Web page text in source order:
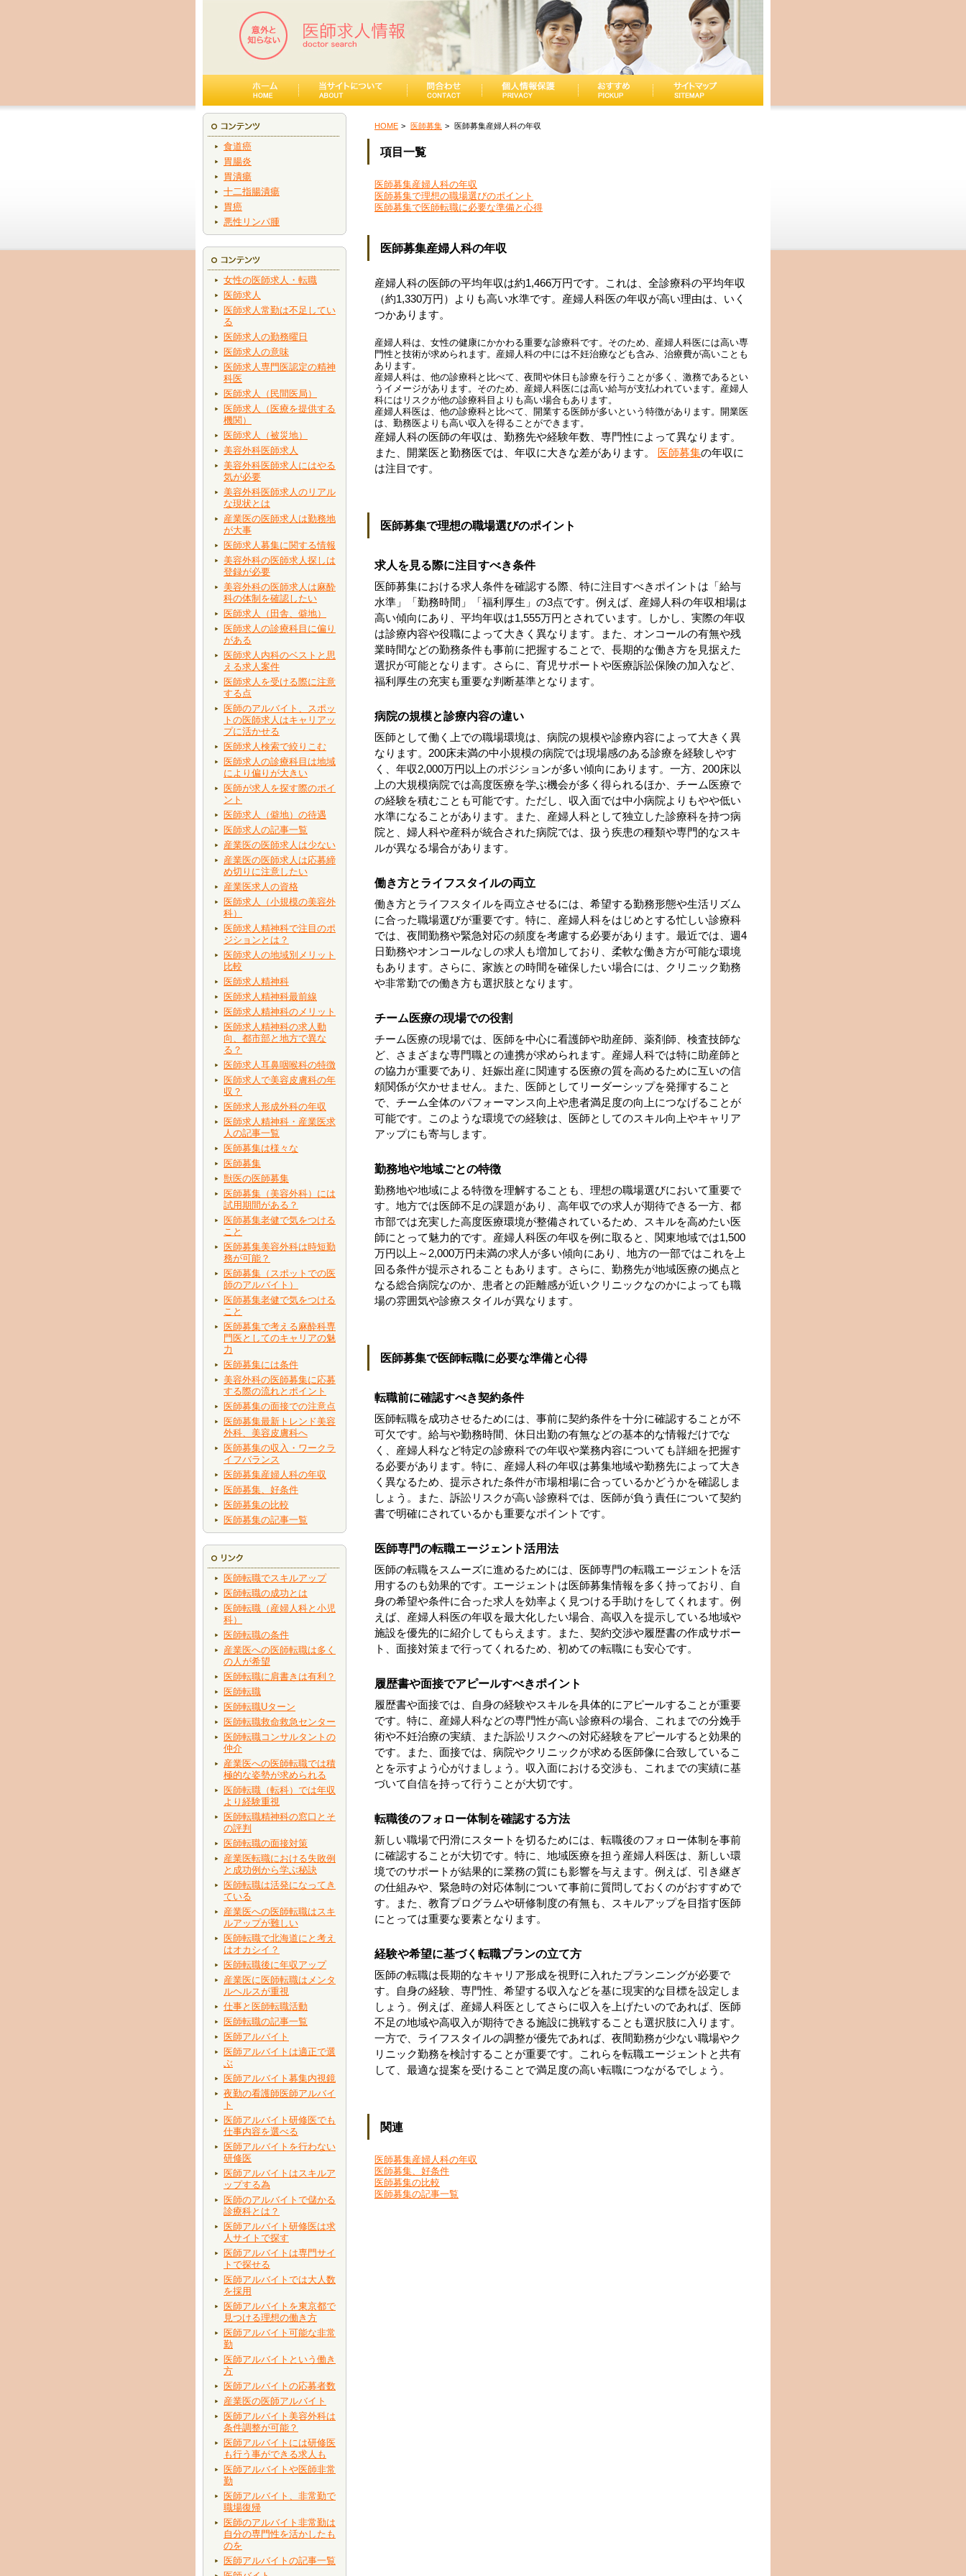
食道癌
胃腸炎
胃潰瘍
十二指腸潰瘍
胃癌
悪性リンパ腫
女性の医師求人・転職
医師求人
医師求人常勤は不足してい
る
医師求人の勤務曜日
医師求人の意味
医師求人専門医認定の精神
科医
医師求人（民間医局）
医師求人（医療を提供する
機関）
医師求人（被災地）
美容外科医師求人
美容外科医師求人にはやる
気が必要
美容外科医師求人のリアル
な現状とは
産業医の医師求人は勤務地
が大事
医師求人募集に関する情報
美容外科の医師求人探しは
登録が必要
美容外科の医師求人は麻酔
科の体制を確認したい
医師求人（田舎、僻地）
医師求人の診療科目に偏り
がある
医師求人内科のベストと思
える求人案件
医師求人を受ける際に注意
する点
医師のアルバイト、スポッ
トの医師求人はキャリアッ
プに活かせる
医師求人検索で絞りこむ
医師求人の診療科目は地域
により偏りが大きい
医師が求人を探す際のポイ
ント
医師求人（僻地）の待遇
医師求人の記事一覧
産業医の医師求人は少ない
産業医の医師求人は応募締
め切りに注意したい
産業医求人の資格
医師求人（小規模の美容外
科）
医師求人精神科で注目のポ
ジションとは？
医師求人の地域別メリット
比較
医師求人精神科
医師求人精神科最前線
医師求人精神科のメリット
医師求人精神科の求人動
向、都市部と地方で異な
る？
医師求人耳鼻咽喉科の特徴
医師求人で美容皮膚科の年
収？
医師求人形成外科の年収
医師求人精神科・産業医求
人の記事一覧
医師募集は様々な
医師募集
獣医の医師募集
医師募集（美容外科）には
試用期間がある？
医師募集老健で気をつける
こと
医師募集美容外科は時短勤
務が可能？
医師募集（スポットでの医
師のアルバイト）
医師募集老健で気をつける
こと
医師募集で考える麻酔科専
門医としてのキャリアの魅
力
医師募集には条件
美容外科の医師募集に応募
する際の流れとポイント
医師募集の面接での注意点
医師募集最新トレンド美容
外科、美容皮膚科へ
医師募集の収入・ワークラ
イフバランス
医師募集産婦人科の年収
医師募集、好条件
医師募集の比較
医師募集の記事一覧
医師転職でスキルアップ
医師転職の成功とは
医師転職（産婦人科と小児
科）
医師転職の条件
産業医への医師転職は多く
の人が希望
医師転職に肩書きは有利？
医師転職
医師転職Uターン
医師転職救命救急センター
医師転職コンサルタントの
仲介
産業医への医師転職では積
極的な姿勢が求められる
医師転職（転科）では年収
より経験重視
医師転職精神科の窓口とそ
の評判
医師転職の面接対策
産業医転職における失敗例
と成功例から学ぶ秘訣
医師転職は活発になってき
ている
産業医への医師転職はスキ
ルアップが難しい
医師転職で北海道にと考え
はオカシイ？
医師転職後に年収アップ
産業医に医師転職はメンタ
ルヘルスが重視
仕事と医師転職活動
医師転職の記事一覧
医師アルバイト
医師アルバイトは適正で選
ぶ
医師アルバイト募集内視鏡
夜勤の看護師医師アルバイ
ト
医師アルバイト研修医でも
仕事内容を選べる
医師アルバイトを行わない
研修医
医師アルバイトはスキルア
ップする為
医師のアルバイトで儲かる
診療科とは？
医師アルバイト研修医は求
人サイトで探す
医師アルバイトは専門サイ
トで探せる
医師アルバイトでは大人数
を採用
医師アルバイトを東京都で
見つける理想の働き方
医師アルバイト可能な非常
勤
医師アルバイトという働き
方
医師アルバイトの応募者数
産業医の医師アルバイト
医師アルバイト美容外科は
条件調整が可能？
医師アルバイトには研修医
も行う事ができる求人も
医師アルバイトや医師非常
勤
医師アルバイト、非常勤で
職場復帰
医師のアルバイト非常勤は
自分の専門性を活かしたも
のを
医師アルバイトの記事一覧
HOME 医師募集 医師募集産婦人科の年収
項目一覧
医師募集産婦人科の年収
医師募集で理想の職場選びのポイント
医師募集で医師転職に必要な準備と心得
医師募集産婦人科の年収
産婦人科の医師の平均年収は約1,466万円です。これは、全診療科の平均年収
（約1,330万円）よりも高い水準です。産婦人科医の年収が高い理由は、いく
つかあります。
産婦人科は、女性の健康にかかわる重要な診療科です。そのため、産婦人科医には高い専
門性と技術が求められます。産婦人科の中には不妊治療なども含み、治療費が高いことも
あります。
産婦人科は、他の診療科と比べて、夜間や休日も診療を行うことが多く、激務であるとい
うイメージがあります。そのため、産婦人科医には高い給与が支払われています。産婦人
科にはリスクが他の診療科目よりも高い場合もあります。
産婦人科医は、他の診療科と比べて、開業する医師が多いという特徴があります。開業医
は、勤務医よりも高い収入を得ることができます。
産婦人科の医師の年収は、勤務先や経験年数、専門性によって異なります。
また、開業医と勤務医では、年収に大きな差があります。
医師募集の年収に
は注目です。
医師募集で理想の職場選びのポイント
求人を見る際に注目すべき条件
医師募集における求人条件を確認する際、特に注目すべきポイントは「給与
水準」「勤務時間」「福利厚生」の3点です。例えば、産婦人科の年収相場は
高い傾向にあり、平均年収は1,555万円とされています。しかし、実際の年収
は診療内容や役職によって大きく異なります。また、オンコールの有無や残
業時間などの勤務条件も事前に把握することで、長期的な働き方を見据えた
選択が可能となります。さらに、育児サポートや医療訴訟保険の加入など、
福利厚生の充実も重要な判断基準となります。
病院の規模と診療内容の違い
医師として働く上での職場環境は、病院の規模や診療内容によって大きく異
なります。200床未満の中小規模の病院では現場感のある診療を経験しやす
く、年収2,000万円以上のポジションが多い傾向にあります。一方、200床以
上の大規模病院では高度医療を学ぶ機会が多く得られるほか、チーム医療で
の経験を積むことも可能です。ただし、収入面では中小病院よりもやや低い
水準になることがあります。また、産婦人科として独立した診療科を持つ病
院と、婦人科や産科が統合された病院では、扱う疾患の種類や専門的なスキ
ルが異なる場合があります。
働き方とライフスタイルの両立
働き方とライフスタイルを両立させるには、希望する勤務形態や生活リズム
に合った職場選びが重要です。特に、産婦人科をはじめとする忙しい診療科
では、夜間勤務や緊急対応の頻度を考慮する必要があります。最近では、週4
日勤務やオンコールなしの求人も増加しており、柔軟な働き方が可能な環境
もあります。さらに、家族との時間を確保したい場合には、クリニック勤務
や非常勤での働き方も選択肢となります。
チーム医療の現場での役割
チーム医療の現場では、医師を中心に看護師や助産師、薬剤師、検査技師な
ど、さまざまな専門職との連携が求められます。産婦人科では特に助産師と
の協力が重要であり、妊娠出産に関連する医療の質を高めるために互いの信
頼関係が欠かせません。また、医師としてリーダーシップを発揮すること
で、チーム全体のパフォーマンス向上や患者満足度の向上につなげることが
可能です。このような環境での経験は、医師としてのスキル向上やキャリア
アップにも寄与します。
勤務地や地域ごとの特徴
勤務地や地域による特徴を理解することも、理想の職場選びにおいて重要で
す。地方では医師不足の課題があり、高年収での求人が期待できる一方、都
市部では充実した高度医療環境が整備されているため、スキルを高めたい医
師にとって魅力的です。産婦人科医の年収を例に取ると、関東地域では1,500
万円以上～2,000万円未満の求人が多い傾向にあり、地方の一部ではこれを上
回る条件が提示されることもあります。さらに、勤務先が地域医療の拠点と
なる総合病院なのか、患者との距離感が近いクリニックなのかによっても職
場の雰囲気や診療スタイルが異なります。
医師募集で医師転職に必要な準備と心得
転職前に確認すべき契約条件
医師転職を成功させるためには、事前に契約条件を十分に確認することが不
可欠です。給与や勤務時間、休日出勤の有無などの基本的な情報だけでな
く、産婦人科など特定の診療科での年収や業務内容についても詳細を把握す
る必要があります。特に、産婦人科の年収は募集地域や勤務先によって大き
く異なるため、提示された条件が市場相場に合っているかどうかを確認しま
しょう。また、訴訟リスクが高い診療科では、医師が負う責任について契約
書で明確にされているかも重要なポイントです。
医師専門の転職エージェント活用法
医師の転職をスムーズに進めるためには、医師専門の転職エージェントを活
用するのも効果的です。エージェントは医師募集情報を多く持っており、自
身の希望や条件に合った求人を効率よく見つける手助けをしてくれます。例
えば、産婦人科医の年収を最大化したい場合、高収入を提示している地域や
施設を優先的に紹介してもらえます。また、契約交渉や履歴書の作成サポー
ト、面接対策まで行ってくれるため、初めての転職にも安心です。
履歴書や面接でアピールすべきポイント
履歴書や面接では、自身の経験やスキルを具体的にアピールすることが重要
です。特に、産婦人科などの専門性が高い診療科の場合、これまでの分娩手
術や不妊治療の実績、また訴訟リスクへの対応経験をアピールすると効果的
です。また、面接では、病院やクリニックが求める医師像に合致しているこ
とを示すよう心がけましょう。収入面における交渉も、これまでの実績に基
づいて自信を持って行うことが大切です。
転職後のフォロー体制を確認する方法
新しい職場で円滑にスタートを切るためには、転職後のフォロー体制を事前
に確認することが大切です。特に、地域医療を担う産婦人科医は、新しい環
境でのサポートが結果的に業務の質にも影響を与えます。例えば、引き継ぎ
の仕組みや、緊急時の対応体制について事前に質問しておくのがおすすめで
す。また、教育プログラムや研修制度の有無も、スキルアップを目指す医師
にとっては重要な要素となります。
経験や希望に基づく転職プランの立て方
医師の転職は長期的なキャリア形成を視野に入れたプランニングが必要で
す。自身の経験、専門性、希望する収入などを基に現実的な目標を設定しま
しょう。例えば、産婦人科医としてさらに収入を上げたいのであれば、医師
不足の地域や高収入が期待できる施設に挑戦することも選択肢に入ります。
一方で、ライフスタイルの調整が優先であれば、夜間勤務が少ない職場やク
リニック勤務を検討することが重要です。これらを転職エージェントと共有
して、最適な提案を受けることで満足度の高い転職につながるでしょう。
関連
医師募集産婦人科の年収
医師募集、好条件
医師募集の比較
医師募集の記事一覧